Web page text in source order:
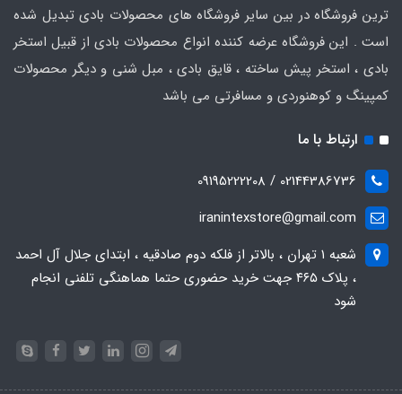
ترین فروشگاه در بین سایر فروشگاه های محصولات بادی تبدیل شده
است . این فروشگاه عرضه کننده انواع محصولات بادی از قبیل استخر
بادی ، استخر پیش ساخته ، قایق بادی ، مبل شنی و دیگر محصولات
کمپینگ و کوهنوردی و مسافرتی می باشد
ارتباط با ما
02144386736 / 09195222208
iranintexstore@gmail.com
شعبه ۱ تهران ، بالاتر از فلکه دوم صادقیه ، ابتدای جلال آل احمد
، پلاک ۴۶۵ جهت خرید حضوری حتما هماهنگی تلفنی انجام
شود